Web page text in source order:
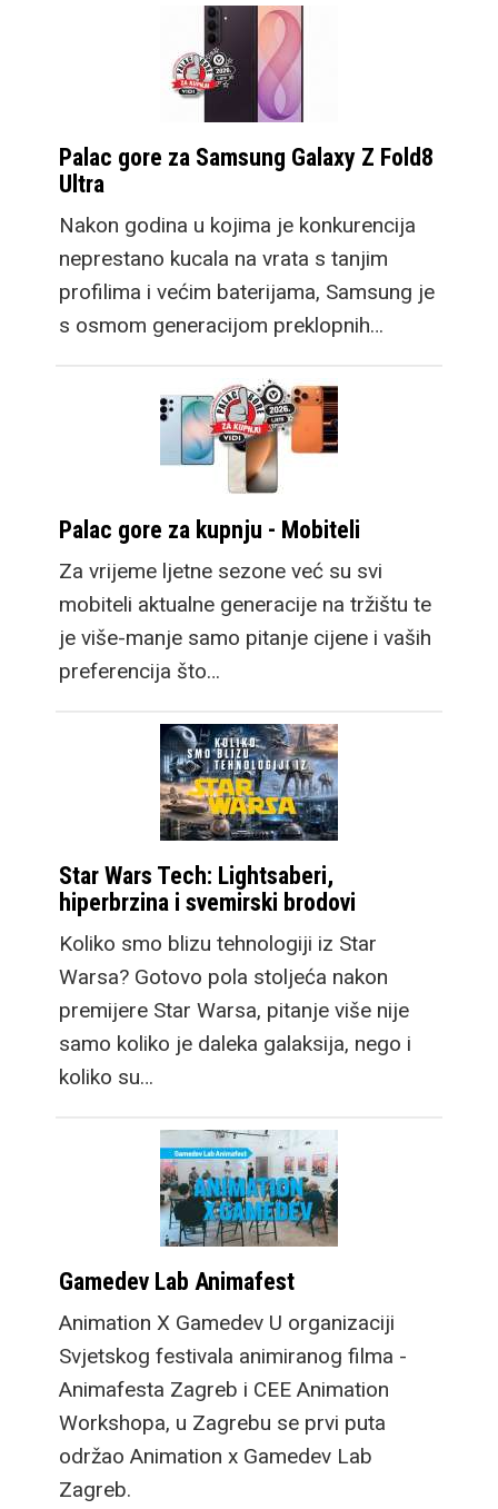
Tako je došlo do
promjene u lineupu ove
godine te tradicionalan
Flip zadržava dizajn po
kojem je postao poznat,
uz niz poboljšanja
kakve već očekujemo
za godišnju
nadogradnju. Zatim
dosadašnji Fold model
postaje Fold Ultra,
također donoseći
nadogradnje, no
zadržavajući
dosadašnju
vrhunskim setom
kamera.
Ovdje je sada i treći
model, Galaxy Z Fold8
novi format gledanja.
Taktički je dizajniran da
vanjski zaslon ima
omjere stranica 16:10,
nalik modernim
laptopima kao i office
standardnih mobitela, a
nesvakidašnji dizajn
brzo nam je prirastao
srcu. No, prava
prednost vidi se kada
otklopite novi Galaxy
Fold8 jer dobivate
dobro poznat 4: 3
omjer stranica, idealan
za scrollanje webom,
Palac gore za Samsung Galaxy Z Fold8
Ultra
Nakon godina u kojima je konkurencija
neprestano kucala na vrata s tanjim
profilima i većim baterijama, Samsung je
s osmom generacijom preklopnih…
Palac gore za kupnju - Mobiteli
Za vrijeme ljetne sezone već su svi
mobiteli aktualne generacije na tržištu te
je više-manje samo pitanje cijene i vaših
preferencija što…
Star Wars Tech: Lightsaberi,
hiperbrzina i svemirski brodovi
Koliko smo blizu tehnologiji iz Star
Warsa? Gotovo pola stoljeća nakon
premijere Star Warsa, pitanje više nije
samo koliko je daleka galaksija, nego i
koliko su…
Gamedev Lab Animafest
Animation X Gamedev U organizaciji
Svjetskog festivala animiranog filma -
Animafesta Zagreb i CEE Animation
Workshopa, u Zagrebu se prvi puta
održao Animation x Gamedev Lab
Zagreb.